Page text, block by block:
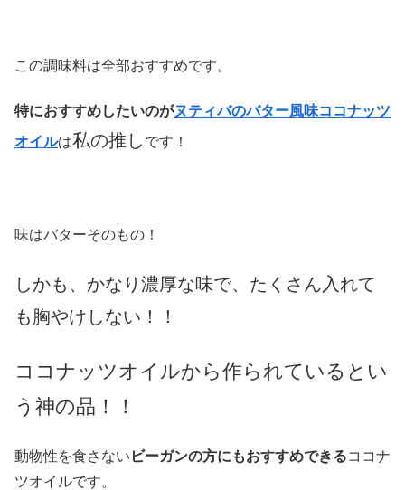
この調味料は全部おすすめです。
特におすすめしたいのがヌティバのバター風味ココナッツ
オイルは私の推し です！
味はバターそのもの！
しかも、かなり濃厚な味で、たくさん 入れて
も胸やけしない！！
ココナッツオイルから作られているとい
う神の品！！
動物性を食さない ビーガンの方にもおすすめできるココナ
ツオイルです。